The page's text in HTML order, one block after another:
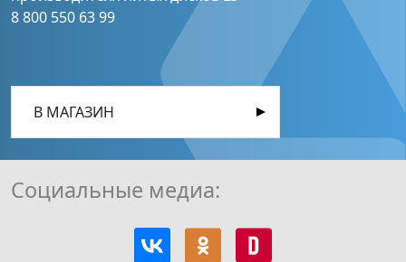
8 800 550 63 99
В МАГАЗИН
Социальные медиа: